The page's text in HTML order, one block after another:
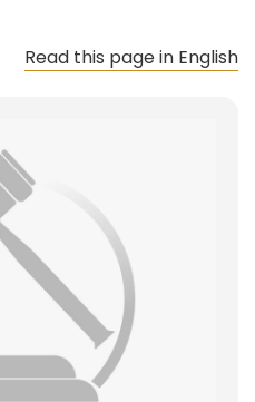
Read this page in English